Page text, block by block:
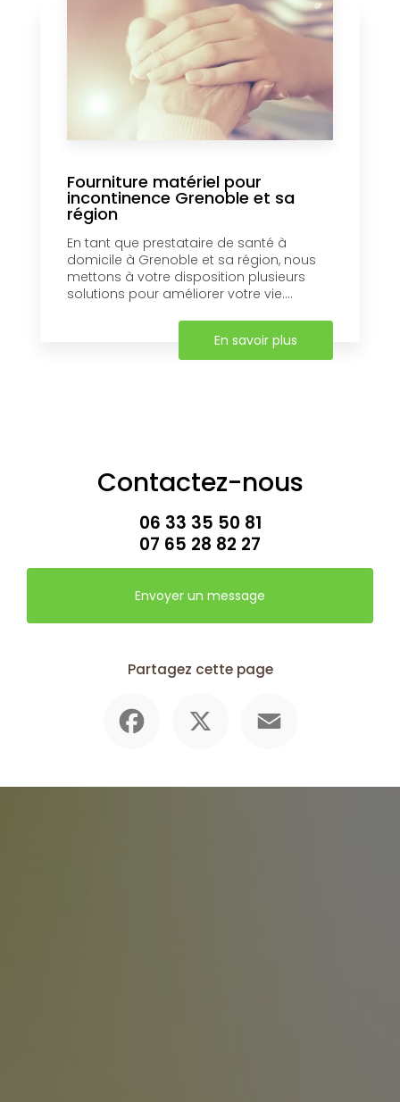
Fourniture matériel pour
incontinence Grenoble et sa
région
En tant que prestataire de santé à
domicile à Grenoble et sa région, nous
mettons à votre disposition plusieurs
solutions pour améliorer votre vie....
En savoir plus
Contactez-nous
06 33 35 50 81
07 65 28 82 27
Envoyer un message
Partagez cette page